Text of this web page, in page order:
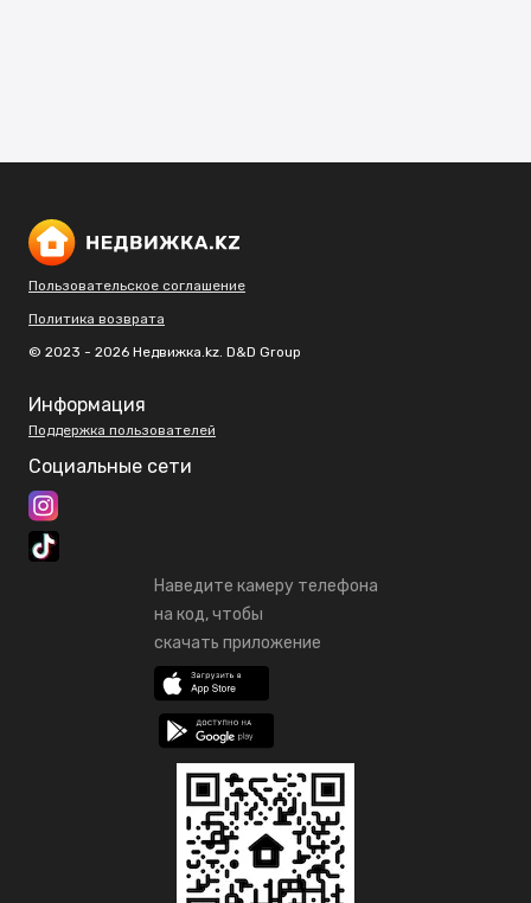
Пользовательское соглашение
Политика возврата
© 2023 - 2026 Недвижка.kz. D&D Group
Информация
Поддержка пользователей
Социальные сети
Наведите камеру телефона
на код, чтобы
скачать приложение